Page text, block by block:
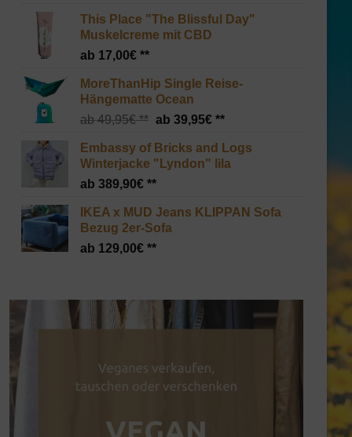
This Place "The Blissful Day"
Muskelcreme mit CBD
17,00€
MoreThanHip Single Reise-
Hängematte Ocean
49,95€
Ursprünglicher
war:
49,95€
39,95€
Aktueller
ist:
39,95€.
Embassy of Bricks and Logs
Winterjacke "Lyndon" lila
389,90€
IKEA x MUD Jeans KLIPPAN Sofa
Bezug 2er-Sofa
129,00€